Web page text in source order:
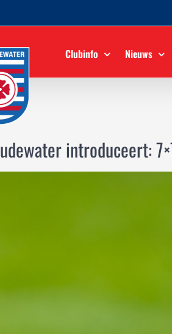
Clubinfo Nieuws
introduceert: